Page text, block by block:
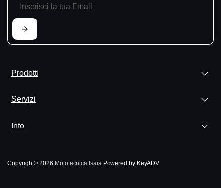
Prodotti
Servizi
Info
Copyright© 2026 Mototecnica Isaia Powered by KeyADV